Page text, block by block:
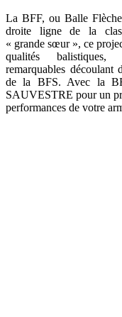
La BFF, ou Balle
droite ligne de la
« grande sœur », ce
qualités
remarquables découlant
de la BFS. Avec la
SAUVESTRE pour un
performances de votre